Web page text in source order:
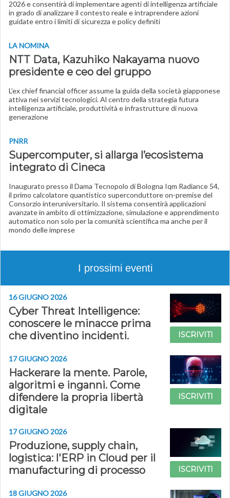
2026 e consentirà di implementare agenti di intelligenza artificiale
in grado di analizzare il contesto reale e intraprendere azioni
guidate entro i limiti di sicurezza e policy definiti
LA NOMINA
NTT Data, Kazuhiko Nakayama nuovo
presidente e ceo del gruppo
L’ex chief financial officer assume la guida della società giapponese
attiva nei servizi tecnologici. Al centro della strategia futura
intelligenza artificiale, produttività e infrastrutture di nuova
generazione
PNRR
Supercomputer, si allarga l’ecosistema
integrato di Cineca
Inaugurato presso il Dama Tecnopolo di Bologna Iqm Radiance 54,
il primo calcolatore quantistico superconduttore on-premise del
Consorzio interuniversitario. Il sistema consentirà applicazioni
avanzate in ambito di ottimizzazione, simulazione e apprendimento
automatico non solo per la comunità scientifica ma anche per il
mondo delle imprese
I prossimi eventi
16 GIUGNO 2026
Cyber Threat Intelligence:
conoscere le minacce prima
che diventino incidenti.
ISCRIVITI
17 GIUGNO 2026
Hackerare la mente. Parole,
algoritmi e inganni. Come
difendere la propria libertà
digitale
ISCRIVITI
17 GIUGNO 2026
Produzione, supply chain,
logistica: l'ERP in Cloud per il
manufacturing di processo
ISCRIVITI
18 GIUGNO 2026